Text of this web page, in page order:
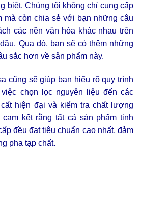
biệt. Chúng tôi không chỉ cung cấp
mà còn chia sẻ với bạn những câu
các nền văn hóa khác nhau trên
Qua đó, bạn sẽ có thêm những
sắc hơn về sản phẩm này.
cũng sẽ giúp bạn hiểu rõ quy trình
chọn lọc nguyên liệu đến các
hiện đại và kiểm tra chất lượng
kết rằng tất cả sản phẩm tinh
đều đạt tiêu chuẩn cao nhất, đảm
pha tạp chất.